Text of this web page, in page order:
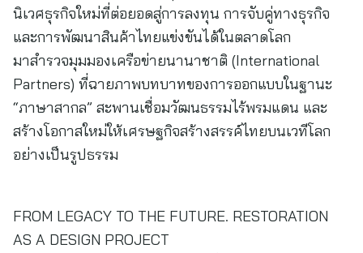
นิเวศธุรกิจใหม่ที่ต่อยอดสู่การลงทุน การจับคู่ทางธุรกิจ
และการพัฒนาสินค้าไทยแข่งขันได้ในตลาดโลก
มาสำรวจมุมมองเครือข่ายนานาชาติ (International
Partners) ที่ฉายภาพบทบาทของการออกแบบในฐานะ
“ภาษาสากล” สะพานเชื่อมวัฒนธรรมไร้พรมแดน และ
สร้างโอกาสใหม่ให้เศรษฐกิจสร้างสรรค์ไทยบนเวทีโลก
อย่างเป็นรูปธรรม
FROM LEGACY TO THE FUTURE. RESTORATION
AS A DESIGN PROJECT